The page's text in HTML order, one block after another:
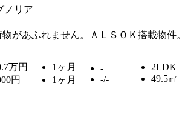
ノリア
があふれません。ＡＬＳＯＫ搭載物件。
万円
円
1ヶ月
1ヶ月
-
-/-
2LDK
49.5㎡